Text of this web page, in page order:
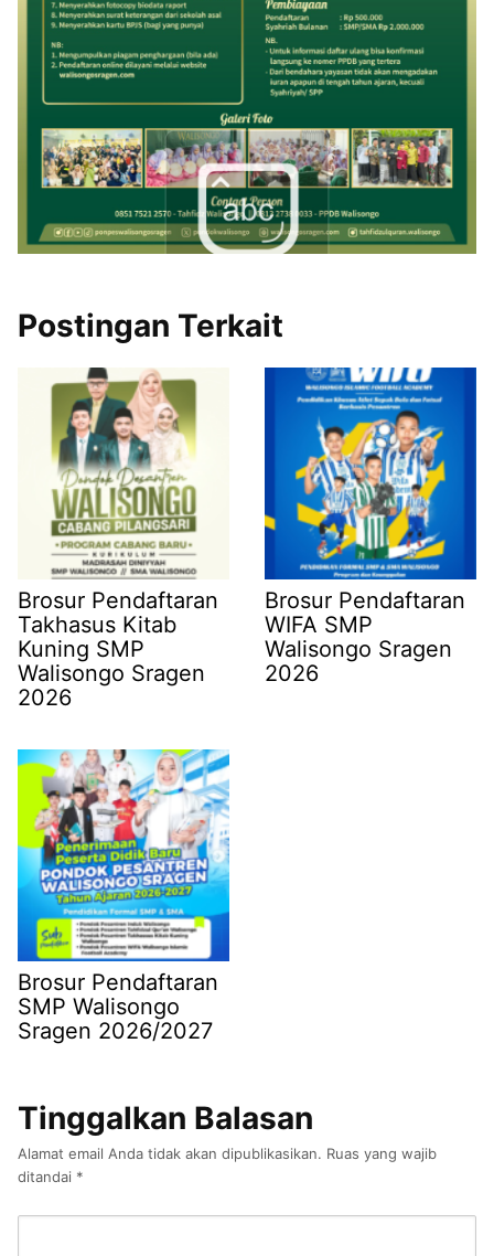
Postingan Terkait
Brosur Pendaftaran
Takhasus Kitab
Kuning SMP
Walisongo Sragen
2026
Brosur Pendaftaran
WIFA SMP
Walisongo Sragen
2026
Brosur Pendaftaran
SMP Walisongo
Sragen 2026/2027
Tinggalkan Balasan
Alamat email Anda tidak akan dipublikasikan. Ruas yang wajib
ditandai *